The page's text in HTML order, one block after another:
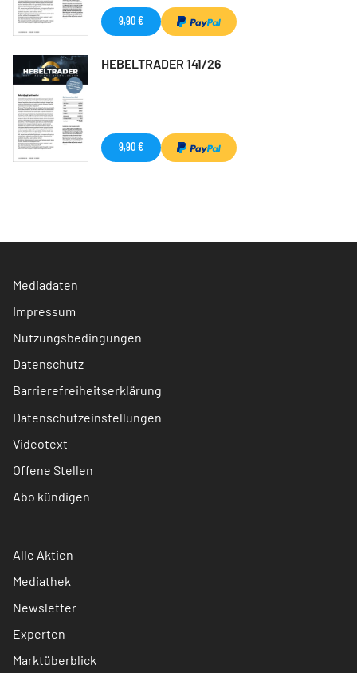
9,90 €
HEBELTRADER 141/26
9,90 €
Mediadaten
Impressum
Nutzungsbedingungen
Datenschutz
Barrierefreiheitserklärung
Datenschutzeinstellungen
Videotext
Offene Stellen
Abo kündigen
Alle Aktien
Mediathek
Newsletter
Experten
Marktüberblick